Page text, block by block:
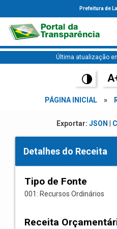
Prefeitura de
Última atualização
PÁGINA INICIAL »
Exportar: JSON
Detalhes do Receita
Tipo de Fonte
001: Recursos Ordinários
Receita